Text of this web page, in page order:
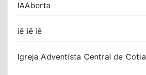
IAAberta
iê iê iê
Igreja Adventista Central de Cotia